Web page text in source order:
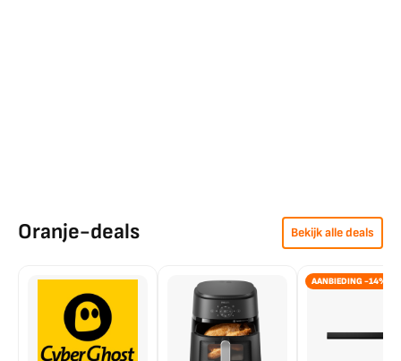
Oranje-deals Bekijk alle deals
AANBIEDING -14%